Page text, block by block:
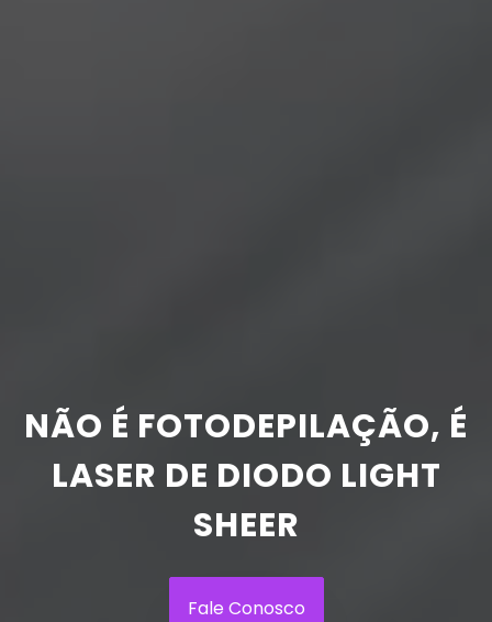
NÃO É FOTODEPILAÇÃO, É
LASER DE DIODO LIGHT
SHEER
Fale Conosco